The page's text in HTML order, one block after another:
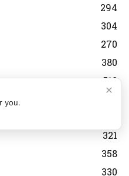
294
304
270
380
518
321
358
330
×
you.